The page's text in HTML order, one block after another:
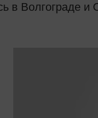
в Волгограде и